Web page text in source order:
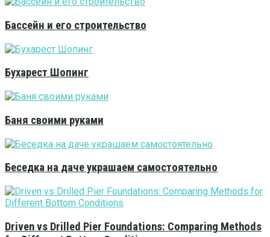
Бассейн и его строительство
Бухарест Шопинг
Баня своими руками
Беседка на даче украшаем самостоятельно
Driven vs Drilled Pier Foundations: Comparing Methods